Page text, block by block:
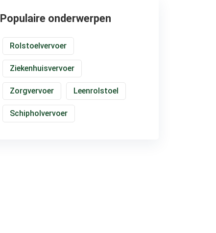
Populaire onderwerpen
Rolstoelvervoer
Ziekenhuisvervoer
Zorgvervoer Leenrolstoel
Schipholvervoer